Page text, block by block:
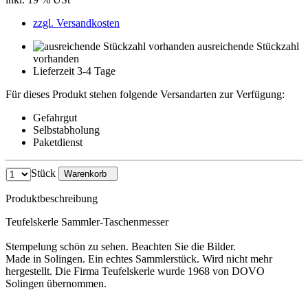
zzgl. Versandkosten
ausreichende Stückzahl
vorhanden
Lieferzeit 3-4 Tage
Für dieses Produkt stehen folgende Versandarten zur Verfügung:
Gefahrgut
Selbstabholung
Paketdienst
Stück Warenkorb
Produktbeschreibung
Teufelskerle Sammler-Taschenmesser
Stempelung schön zu sehen. Beachten Sie die Bilder.
Made in Solingen. Ein echtes Sammlerstück. Wird nicht mehr
hergestellt. Die Firma Teufelskerle wurde 1968 von DOVO
Solingen übernommen.